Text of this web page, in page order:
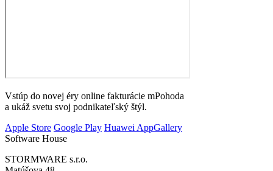
Vstúp do novej éry online fakturácie mPohoda
a ukáž svetu svoj podnikateľský štýl.
Apple Store Google Play Huawei AppGallery
Software House
STORMWARE s.r.o.